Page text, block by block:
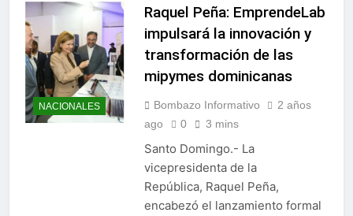
NACIONALES
Raquel Peña: EmprendeLab
impulsará la innovación y
transformación de las
mipymes dominicanas
Bombazo Informativo
2 años
ago
0 3 mins
Santo Domingo.- La
vicepresidenta de la
República, Raquel Peña,
encabezó el lanzamiento formal